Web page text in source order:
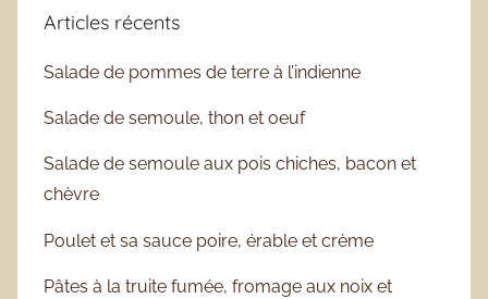
Articles récents
Salade de pommes de terre à l’indienne
Salade de semoule, thon et oeuf
Salade de semoule aux pois chiches, bacon et
chèvre
Poulet et sa sauce poire, érable et crème
Pâtes à la truite fumée, fromage aux noix et